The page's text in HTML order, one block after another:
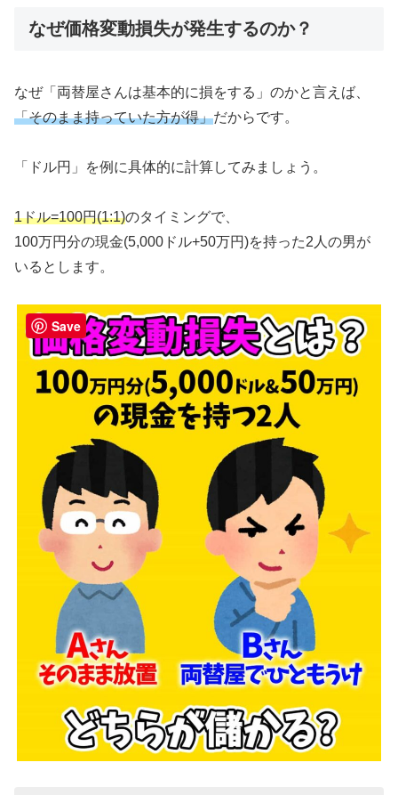
なぜ価格変動損失が発生するのか？
なぜ「両替屋さんは基本的に損をする」のかと言えば、
「そのまま持っていた方が得」だからです。
「ドル円」を例に具体的に計算してみましょう。
1ドル=100円(1:1)のタイミングで、
100万円分の現金(5,000ドル+50万円)を持った2人の男が
いるとします。
Save